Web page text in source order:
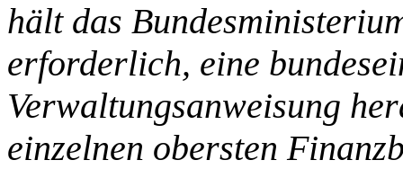
hält das
erforderlich, eine
Verwaltungsanweisung
einzelnen obersten